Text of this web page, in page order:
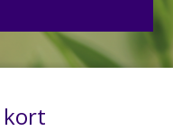
kort